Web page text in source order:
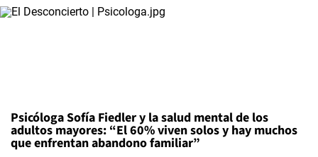
Psicóloga Sofía Fiedler y la salud mental de los
adultos mayores: “El 60% viven solos y hay muchos
que enfrentan abandono familiar”